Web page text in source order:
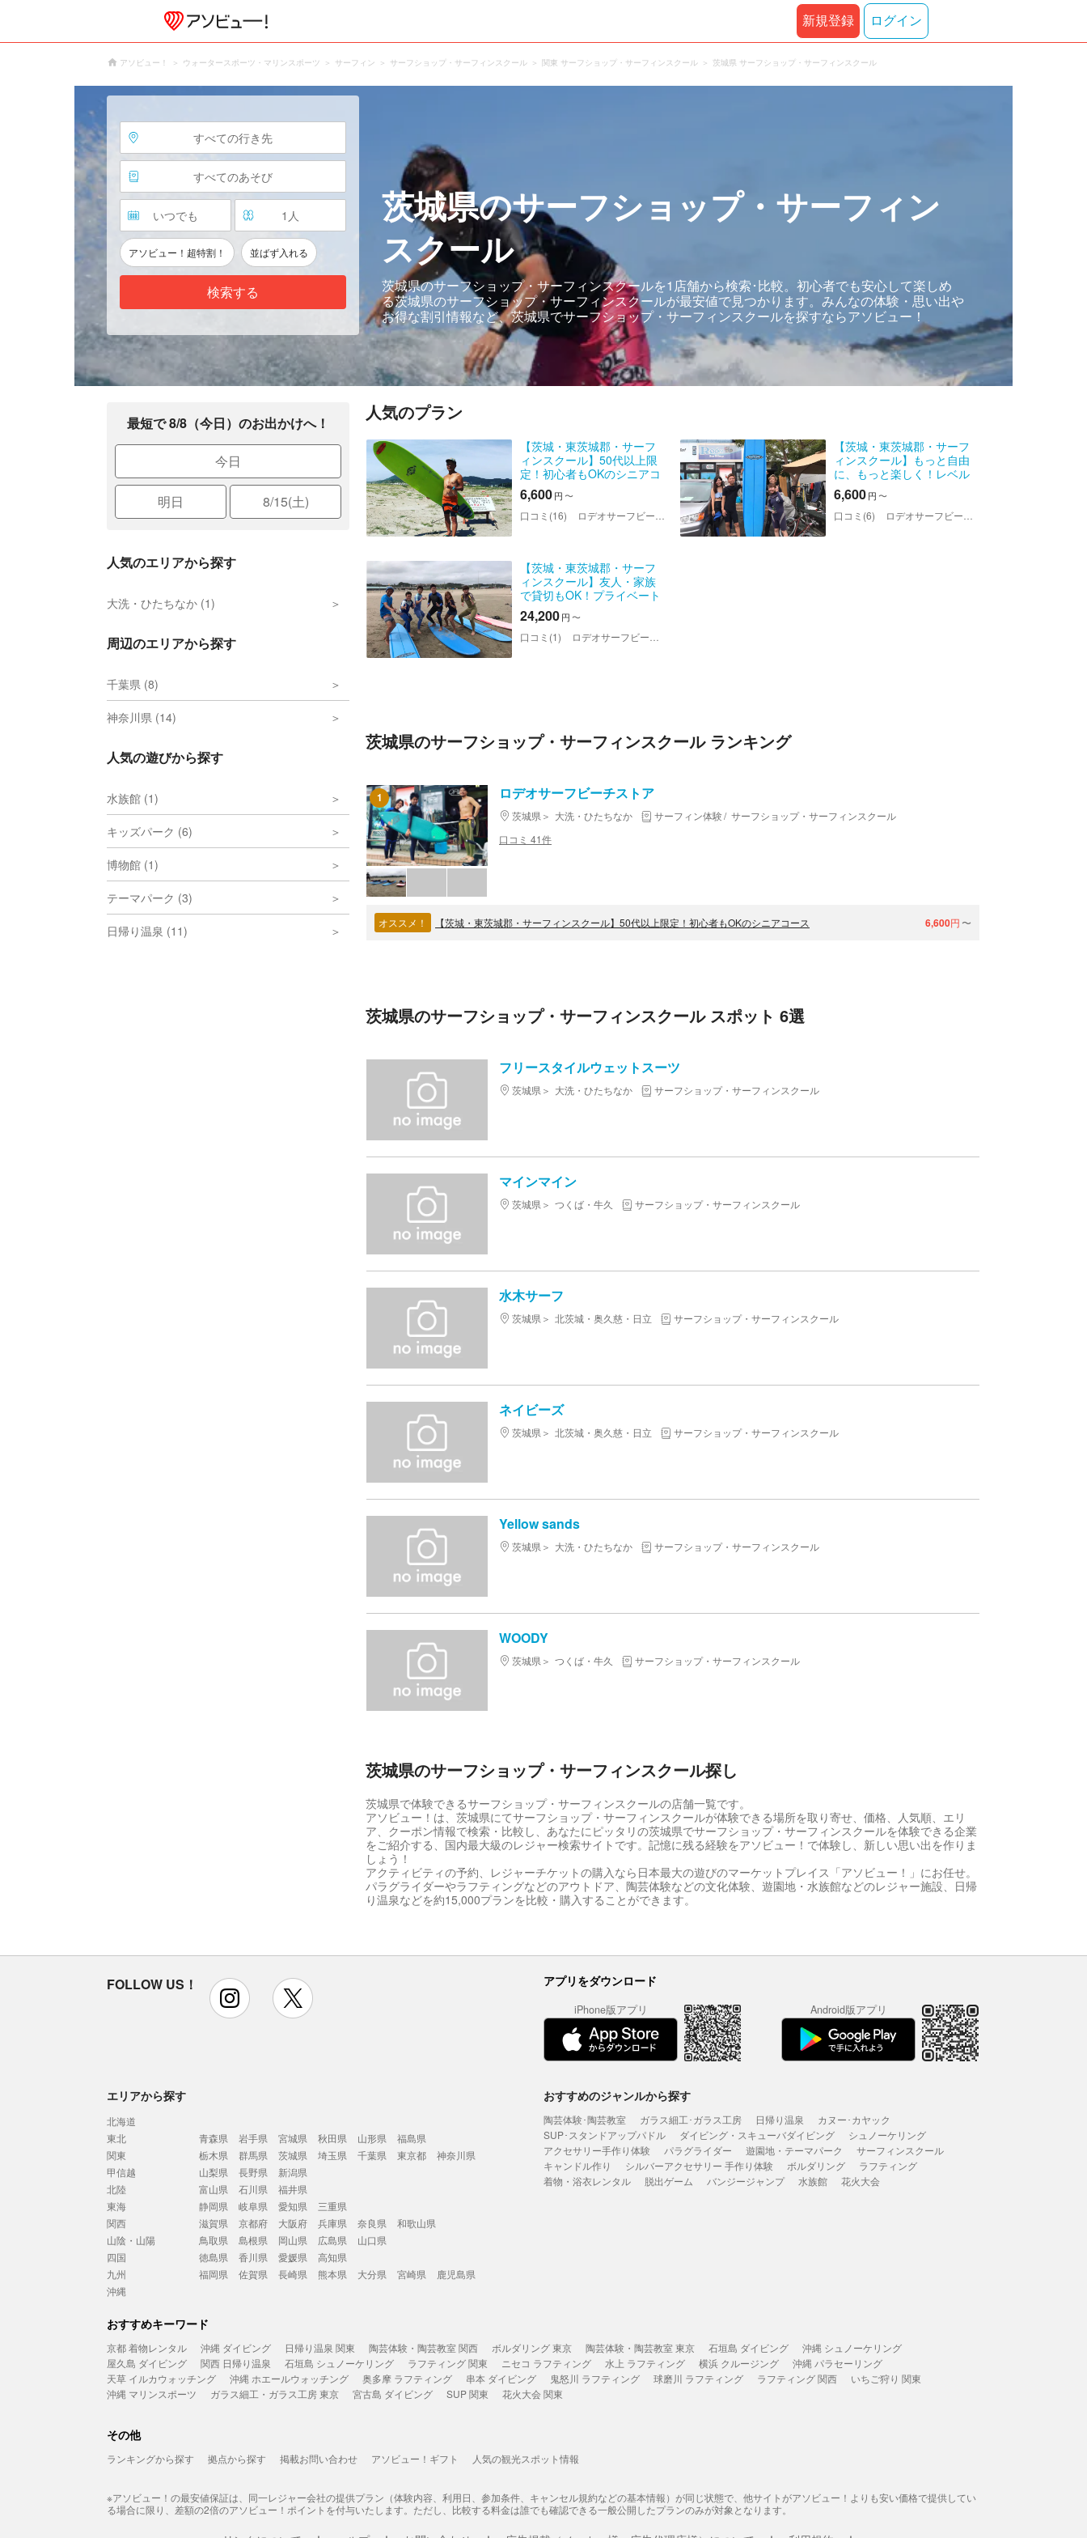
新規登録 ログイン
アソビュー！ ウォータースポーツ・マリンスポーツ サーフィン サーフショップ・サーフィンスクール 関東 サーフショップ・サーフィンスクール 茨城県 サーフショップ・サーフィンスクール
すべての行き先
すべてのあそび
いつでも 1 人
アソビュー！超特割！ 並ばず入れる
検索する
茨城県のサーフショップ・サーフィン
スクール
茨城県のサーフショップ・サーフィンスクールを1店舗から検索･比較。初心者でも安心して楽しめ
る茨城県のサーフショップ・サーフィンスクールが最安値で見つかります。みんなの体験・思い出や
お得な割引情報など、茨城県でサーフショップ・サーフィンスクールを探すならアソビュー！
最短で 8/8（今日）のお出かけへ！
今日
明日 8/15(土)
人気のエリアから探す
大洗・ひたちなか (1)
周辺のエリアから探す
千葉県 (8)
神奈川県 (14)
人気の遊びから探す
水族館 (1)
キッズパーク (6)
博物館 (1)
テーマパーク (3)
日帰り温泉 (11)
人気のプラン
【茨城・東茨城郡・サーフ
ィンスクール】50代以上限
定！初心者もOKのシニアコ
ース
6,600円 〜
口コミ(16) ロデオサーフビーチストア
【茨城・東茨城郡・サーフ
ィンスクール】もっと自由
に、もっと楽しく！レベル
アップコース
6,600円 〜
口コミ(6) ロデオサーフビーチストア
【茨城・東茨城郡・サーフ
ィンスクール】友人・家族
で貸切もOK！プライベート
レッスンコース
24,200円 〜
口コミ(1) ロデオサーフビーチストア
茨城県のサーフショップ・サーフィンスクール ランキング
1 ロデオサーフビーチストア
茨城県 大洗・ひたちなか サーフィン体験
サーフショップ・サーフィンスクール
口コミ 41件
オススメ！ 【茨城・東茨城郡・サーフィンスクール】50代以上限定！初心者もOKのシニアコース 6,600円 〜
茨城県のサーフショップ・サーフィンスクール スポット 6選
フリースタイルウェットスーツ
茨城県 大洗・ひたちなか サーフショップ・サーフィンスクール
マインマイン
茨城県 つくば・牛久 サーフショップ・サーフィンスクール
水木サーフ
茨城県 北茨城・奥久慈・日立 サーフショップ・サーフィンスクール
ネイビーズ
茨城県 北茨城・奥久慈・日立 サーフショップ・サーフィンスクール
Yellow sands
茨城県 大洗・ひたちなか サーフショップ・サーフィンスクール
WOODY
茨城県 つくば・牛久 サーフショップ・サーフィンスクール
茨城県のサーフショップ・サーフィンスクール探し
茨城県で体験できるサーフショップ・サーフィンスクールの店舗一覧です。
アソビュー！は、茨城県にてサーフショップ・サーフィンスクールが体験できる場所を取り寄せ、価格、人気順、エリ
ア、クーポン情報で検索・比較し、あなたにピッタリの茨城県でサーフショップ・サーフィンスクールを体験できる企業
をご紹介する、国内最大級のレジャー検索サイトです。記憶に残る経験をアソビュー！で体験し、新しい思い出を作りま
しょう！
アクティビティの予約、レジャーチケットの購入なら日本最大の遊びのマーケットプレイス「アソビュー！」にお任せ。
パラグライダーやラフティングなどのアウトドア、陶芸体験などの文化体験、遊園地・水族館などのレジャー施設、日帰
り温泉などを約15,000プランを比較・購入することができます。
FOLLOW US！ instagram アプリをダウンロード
iPhone版アプリ Android版アプリ
エリアから探す
北海道
東北
青森県 岩手県 宮城県 秋田県 山形県
福島県
関東
栃木県 群馬県 茨城県 埼玉県 千葉県 東京都
神奈川県
甲信越
山梨県 長野県
新潟県
北陸
富山県 石川県
福井県
東海
静岡県 岐阜県 愛知県
三重県
関西
滋賀県 京都府 大阪府 兵庫県 奈良県
和歌山県
山陰・山陽
鳥取県 島根県 岡山県 広島県
山口県
四国
徳島県 香川県 愛媛県
高知県
九州
福岡県 佐賀県 長崎県 熊本県 大分県 宮崎県
鹿児島県
沖縄
おすすめのジャンルから探す
陶芸体験･陶芸教室 ガラス細工･ガラス工房 日帰り温泉
カヌー･カヤック
SUP･スタンドアップパドル
ダイビング・スキューバダイビング
シュノーケリング
アクセサリー手作り体験
パラグライダー 遊園地・テーマパーク
サーフィンスクール
キャンドル作り
シルバーアクセサリー 手作り体験 ボルダリング
ラフティング
着物・浴衣レンタル
脱出ゲーム バンジージャンプ 水族館 花火大会
おすすめキーワード
京都 着物レンタル 沖縄 ダイビング 日帰り温泉 関東 陶芸体験・陶芸教室 関西 ボルダリング 東京 陶芸体験・陶芸教室 東京 石垣島 ダイビング
沖縄 シュノーケリング
屋久島 ダイビング
関西 日帰り温泉 石垣島 シュノーケリング ラフティング 関東 ニセコ ラフティング 水上 ラフティング 横浜 クルージング
沖縄 パラセーリング
天草 イルカウォッチング
沖縄 ホエールウォッチング 奥多摩 ラフティング 串本 ダイビング 鬼怒川 ラフティング 球磨川 ラフティング ラフティング 関西
いちご狩り 関東
沖縄 マリンスポーツ
ガラス細工・ガラス工房 東京 宮古島 ダイビング SUP 関東 花火大会 関東
その他
ランキングから探す 拠点から探す 掲載お問い合わせ アソビュー！ギフト 人気の観光スポット情報
※アソビュー！の最安値保証は、同一レジャー会社の提供プラン（体験内容、利用日、参加条件、キャンセル規約などの基本情報）が同じ状態で、他サイトがアソビュー！よりも安い価格で提供してい
る場合に限り、差額の2倍のアソビュー！ポイントを付与いたします。ただし、比較する料金は誰でも確認できる一般公開したプランのみが対象となります。